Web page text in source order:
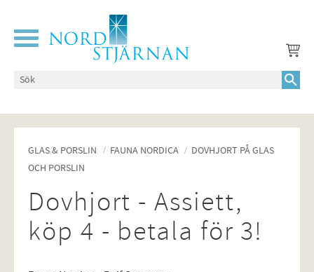
Meny
GLAS & PORSLIN FAUNA NORDICA
DOVHJORT PÅ GLAS
OCH PORSLIN
Dovhjort - Assiett,
köp 4 - betala för 3!